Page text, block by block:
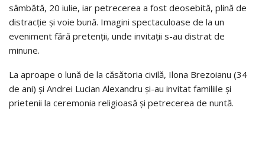
sâmbătă, 20 iulie, iar petrecerea a fost deosebită, plină de
distracție și voie bună. Imagini spectaculoase de la un
eveniment fără pretenții, unde invitații s-au distrat de
minune.
La aproape o lună de la căsătoria civilă, Ilona Brezoianu (34
de ani) și Andrei Lucian Alexandru și-au invitat familiile și
prietenii la ceremonia religioasă și petrecerea de nuntă.